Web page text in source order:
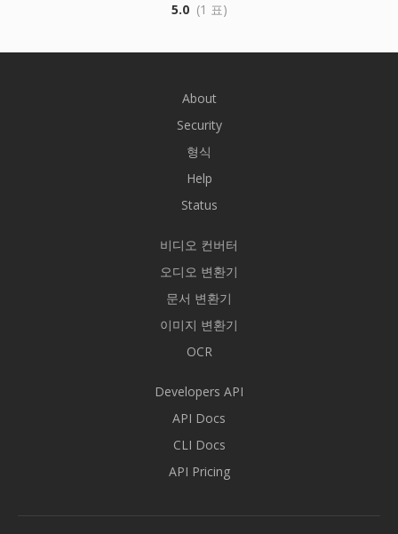
5.0 (1 표)
About
Security
형식
Help
Status
비디오 컨버터
오디오 변환기
문서 변환기
이미지 변환기
OCR
Developers API
API Docs
CLI Docs
API Pricing